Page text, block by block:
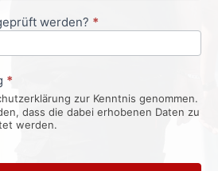
werden? *
*
zur Kenntnis genommen.
dass die dabei erhobenen Daten zu
werden.